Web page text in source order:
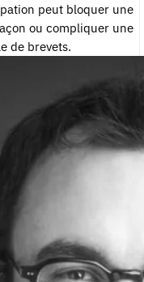
peut bloquer une
ou compliquer une
de brevets.